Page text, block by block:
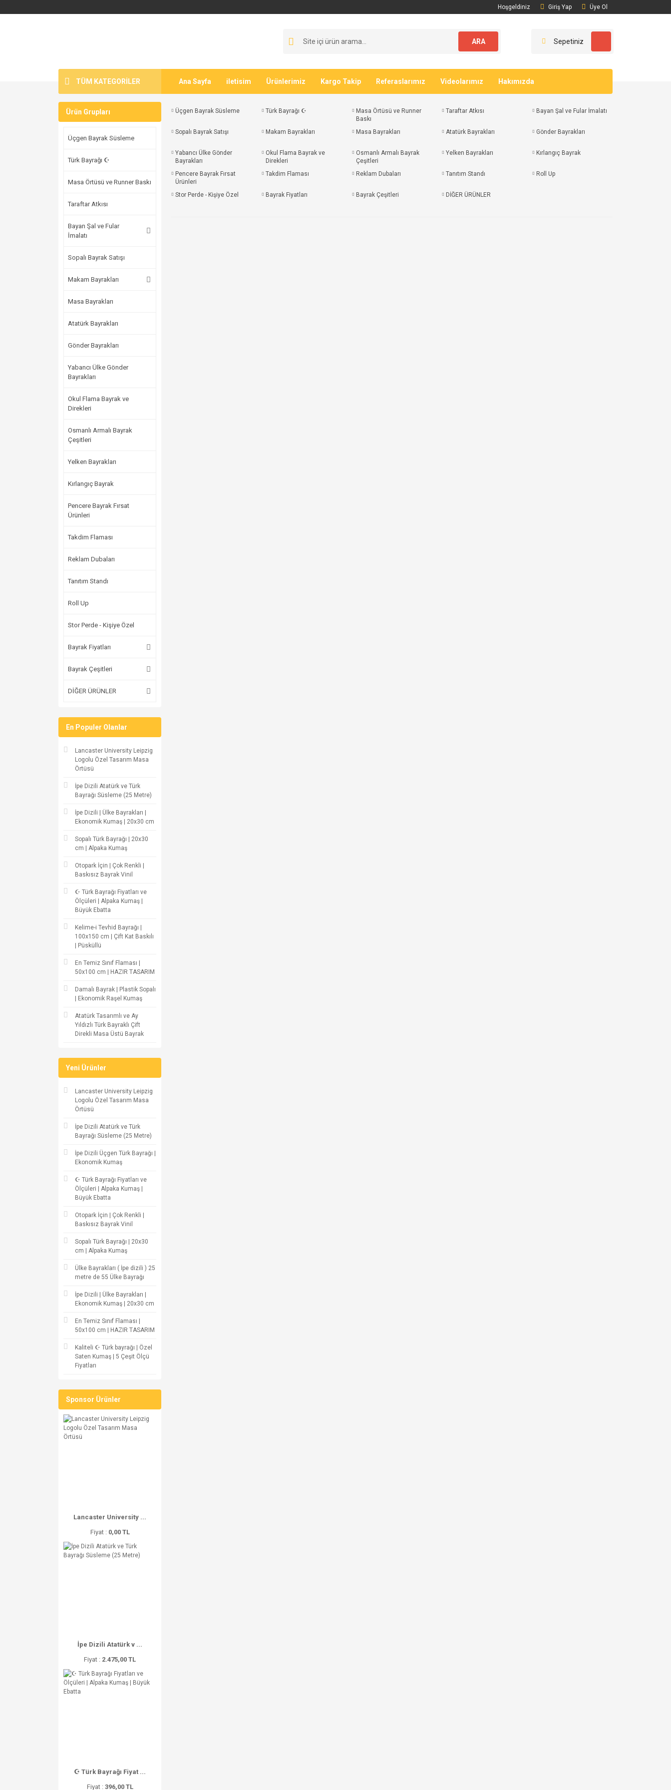
Hoşgeldiniz Giriş Yap Üye Ol
ARA Sepetiniz
TÜM KATEGORİLER Ana Sayfa iletisim Ürünlerimiz Kargo Takip Referaslarımız Videolarımız Hakımızda
Ürün Grupları
Üçgen Bayrak Süsleme
Türk Bayrağı ☪
Masa Örtüsü ve Runner Baskı
Taraftar Atkısı
Bayan Şal ve Fular
İmalatı
Sopalı Bayrak Satışı
Makam Bayrakları
Masa Bayrakları
Atatürk Bayrakları
Gönder Bayrakları
Yabancı Ülke Gönder
Bayrakları
Okul Flama Bayrak ve
Direkleri
Osmanlı Armalı Bayrak
Çeşitleri
Yelken Bayrakları
Kırlangıç Bayrak
Pencere Bayrak Fırsat
Ürünleri
Takdim Flaması
Reklam Dubaları
Tanıtım Standı
Roll Up
Stor Perde - Kişiye Özel
Bayrak Fiyatları
Bayrak Çeşitleri
DİĞER ÜRÜNLER
En Populer Olanlar
Lancaster University Leipzig
Logolu Özel Tasarım Masa
Örtüsü
İpe Dizili Atatürk ve Türk
Bayrağı Süsleme (25 Metre)
İpe Dizili | Ülke Bayrakları |
Ekonomik Kumaş | 20x30 cm
Sopalı Türk Bayrağı | 20x30
cm | Alpaka Kumaş
Otopark İçin | Çok Renkli |
Baskısız Bayrak Vinil
☪ Türk Bayrağı Fiyatları ve
Ölçüleri | Alpaka Kumaş |
Büyük Ebatta
Kelime-i Tevhid Bayrağı |
100x150 cm | Çift Kat Baskılı
| Püsküllü
En Temiz Sınıf Flaması |
50x100 cm | HAZIR TASARIM
Damalı Bayrak | Plastik Sopalı
| Ekonomik Raşel Kumaş
Atatürk Tasarımlı ve Ay
Yıldızlı Türk Bayraklı Çift
Direkli Masa Üstü Bayrak
Yeni Ürünler
Lancaster University Leipzig
Logolu Özel Tasarım Masa
Örtüsü
İpe Dizili Atatürk ve Türk
Bayrağı Süsleme (25 Metre)
İpe Dizili Üçgen Türk Bayrağı |
Ekonomik Kumaş
☪ Türk Bayrağı Fiyatları ve
Ölçüleri | Alpaka Kumaş |
Büyük Ebatta
Otopark İçin | Çok Renkli |
Baskısız Bayrak Vinil
Sopalı Türk Bayrağı | 20x30
cm | Alpaka Kumaş
Ülke Bayrakları ( İpe dizili ) 25
metre de 55 Ülke Bayrağı
İpe Dizili | Ülke Bayrakları |
Ekonomik Kumaş | 20x30 cm
En Temiz Sınıf Flaması |
50x100 cm | HAZIR TASARIM
Kaliteli ☪ Türk bayrağı | Özel
Saten Kumaş | 5 Çeşit Ölçü
Fiyatları
Sponsor Ürünler
Lancaster University ...
Fiyat : 0,00 TL
İpe Dizili Atatürk v ...
Fiyat : 2.475,00 TL
☪ Türk Bayrağı Fiyat ...
Fiyat : 396,00 TL
Üçgen Bayrak Süsleme Türk Bayrağı ☪
Masa Örtüsü ve Runner
Baskı
Taraftar Atkısı Bayan Şal ve Fular İmalatı
Sopalı Bayrak Satışı Makam Bayrakları Masa Bayrakları Atatürk Bayrakları Gönder Bayrakları
Yabancı Ülke Gönder
Bayrakları
Okul Flama Bayrak ve
Direkleri
Osmanlı Armalı Bayrak
Çeşitleri
Yelken Bayrakları Kırlangıç Bayrak
Pencere Bayrak Fırsat
Ürünleri
Takdim Flaması Reklam Dubaları Tanıtım Standı Roll Up
Stor Perde - Kişiye Özel Bayrak Fiyatları Bayrak Çeşitleri DİĞER ÜRÜNLER